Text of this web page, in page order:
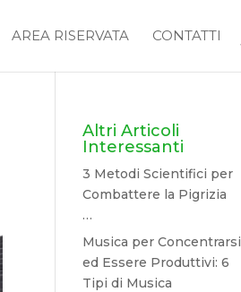
AREA RISERVATA CONTATTI
Altri Articoli
Interessanti
3 Metodi Scientifici per
Combattere la Pigrizia
…
Musica per Concentrarsi
ed Essere Produttivi: 6
Tipi di Musica